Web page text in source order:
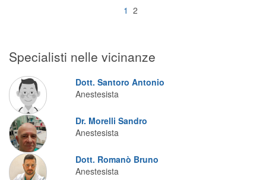
Segreteria virtuale
1 2
Specialisti nelle vicinanze
Dott. Santoro Antonio
Anestesista
Dr. Morelli Sandro
Anestesista
Dott. Romanò Bruno
Anestesista